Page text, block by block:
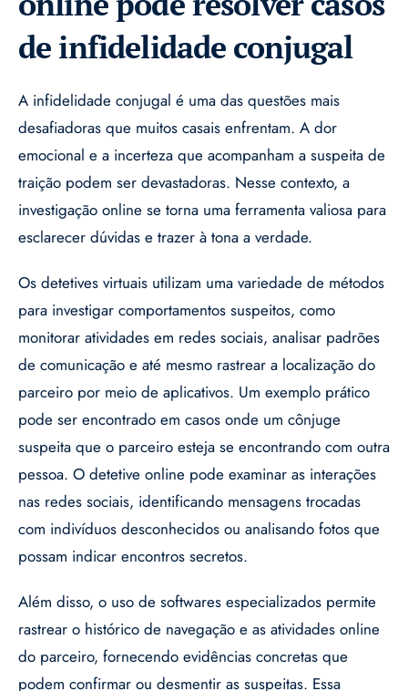
de infidelidade conjugal
A infidelidade conjugal é uma das questões mais
desafiadoras que muitos casais enfrentam. A dor
emocional e a incerteza que acompanham a suspeita de
traição podem ser devastadoras. Nesse contexto, a
investigação online se torna uma ferramenta valiosa para
esclarecer dúvidas e trazer à tona a verdade.
Os detetives virtuais utilizam uma variedade de métodos
para investigar comportamentos suspeitos, como
monitorar atividades em redes sociais, analisar padrões
de comunicação e até mesmo rastrear a localização do
parceiro por meio de aplicativos. Um exemplo prático
pode ser encontrado em casos onde um cônjuge
suspeita que o parceiro esteja se encontrando com outra
pessoa. O detetive online pode examinar as interações
nas redes sociais, identificando mensagens trocadas
com indivíduos desconhecidos ou analisando fotos que
possam indicar encontros secretos.
Além disso, o uso de softwares especializados permite
rastrear o histórico de navegação e as atividades online
do parceiro, fornecendo evidências concretas que
podem confirmar ou desmentir as suspeitas. Essa